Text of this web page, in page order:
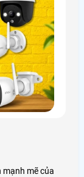
mẽ của